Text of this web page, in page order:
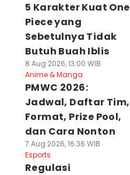
5 Karakter Kuat One
Piece yang
Sebetulnya Tidak
Butuh Buah Iblis
8 Aug 2026, 13:00 WIB
Anime & Manga
PMWC 2026:
Jadwal, Daftar Tim,
Format, Prize Pool,
dan Cara Nonton
7 Aug 2026, 16:36 WIB
Esports
Regulasi